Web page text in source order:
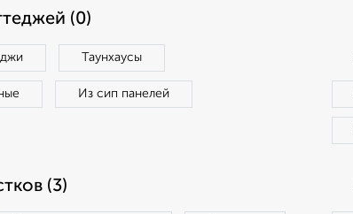
(0)
Таунхаусы
Из сип панелей
(3)